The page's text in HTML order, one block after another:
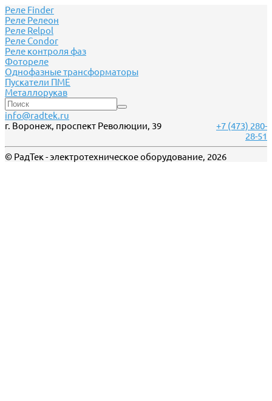
Реле Finder
Реле Релеон
Реле Relpol
Реле Сondor
Реле контроля фаз
Фотореле
Однофазные трансформаторы
Пускатели ПМЕ
Металлорукав
info@radtek.ru
г. Воронеж, проспект Революции, 39
+7 (473) 280-
28-51
© РадТек - электротехническое оборудование, 2026